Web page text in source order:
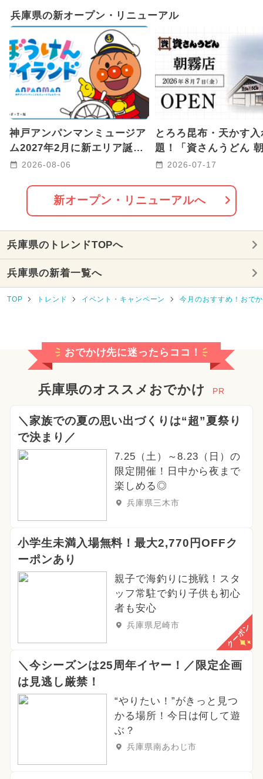
2025年11月のイベント
2024年12月のイベント
2024年5月のイベント
2024年7月のイベント
2025年9月のイベント キャラクター
雨の日OK 2026年1月のイベント
2024年11月のイベント
2026年8月のイベント
2025年10月のイベント
2026年7月のイベント
2025年7月のイベント
2026年6月のイベント
2024年6月のイベント
2024年10月のイベント
2026年2月のイベント
2026年4月のイベント
2024年9月のイベント
2025年2月のイベント 職業体験
2026年3月のイベント
2026年5月のイベント
2024年4月のイベント
2024年8月のイベント
2025年4月のイベント 冬休み
2025年5月のイベント ハロウィン
兵庫県の新オープン・リニューアル
神戸アンパンマンミュージア
ム2027年2月に新エリア誕生
へ 海と冒険がテーマ！
2026-08-06
とろろ昆布・天かす入
題！「資さんうどん
店」が明石市に2026
2026-07-17
新オープン・リニューアルへ
兵庫県のトレンドTOPへ
兵庫県の新着一覧へ
TOP トレンド イベント・キャンペーン 今月のおすすめ！おで
おでかけ先に迷ったらココ！
兵庫県のオススメおでかけ PR
＼家族での夏の思い出づくりは“超”夏祭り
で決まり／
7.25（土）～8.23（日）の
限定開催！日中から夜まで
楽しめる◎
兵庫県三木市
小学生未満入場無料！最大2,770円OFFク
ーポンあり
親子で海釣りに挑戦！スタ
ッフ常駐で釣り子供も初心
者も安心
兵庫県尼崎市 クーポン
＼今シーズンは25周年イヤー！／限定企画
は見逃し厳禁！
“やりたい！”がきっと見つ
かる場所！今日は何して遊
ぶ？
兵庫県南あわじ市